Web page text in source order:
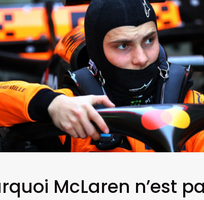
McLaren n’est